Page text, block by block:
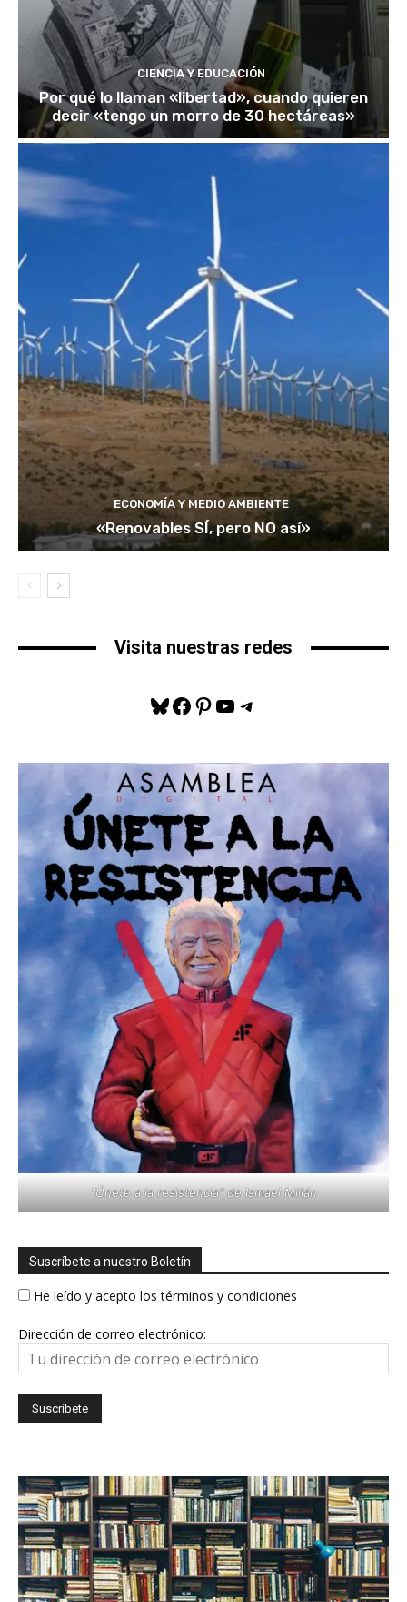
CIENCIA Y EDUCACIÓN
Por qué lo llaman «libertad», cuando quieren
decir «tengo un morro de 30 hectáreas»
ECONOMÍA Y MEDIO AMBIENTE
«Renovables SÍ, pero NO así»
Visita nuestras redes
Bluesky
Facebook
Pinterest
YouTube
Telegram
"Únete a la resistencia" de Ismael Millán
Suscríbete a nuestro Boletín
He leído y acepto los términos y condiciones
Dirección de correo electrónico: